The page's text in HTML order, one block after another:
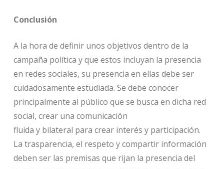
Conclusión
A la hora de definir unos objetivos dentro de la
campaña política y que estos incluyan la presencia
en redes sociales, su presencia en ellas debe ser
cuidadosamente estudiada. Se debe conocer
principalmente al público que se busca en dicha red
social, crear una comunicación
fluida y bilateral para crear interés y participación.
La trasparencia, el respeto y compartir información
deben ser las premisas que rijan la presencia del